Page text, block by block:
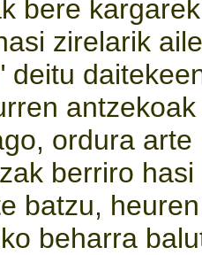
bere
zirelarik
deitu
ordura
berriro
batzu,
beharra